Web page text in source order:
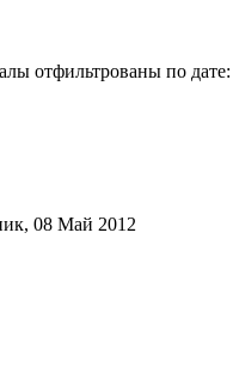
отфильтрованы по
08 Май 2012